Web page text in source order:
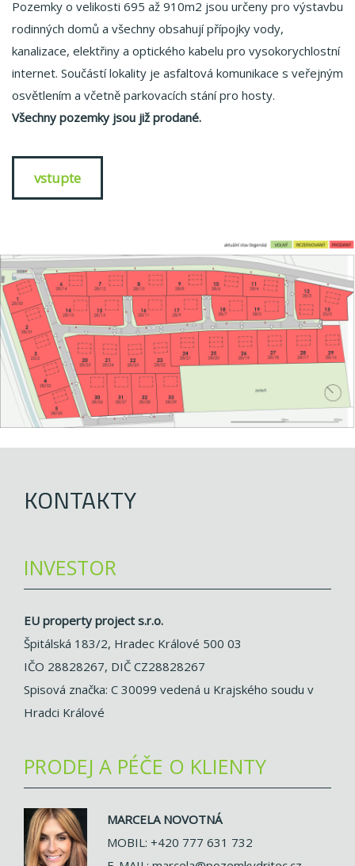
Pozemky o velikosti 695 až 910m2 jsou určeny pro výstavbu
rodinných domů a všechny obsahují přípojky vody,
kanalizace, elektřiny a optického kabelu pro vysokorychlostní
internet. Součástí lokality je asfaltová komunikace s veřejným
osvětlením a včetně parkovacích stání pro hosty.
Všechny pozemky jsou již prodané.
vstupte
KONTAKTY
INVESTOR
EU property project s.r.o.
Špitálská 183/2, Hradec Králové 500 03
IČO 28828267, DIČ CZ28828267
Spisová značka: C 30099 vedená u Krajského soudu v
Hradci Králové
PRODEJ A PÉČE O KLIENTY
MARCELA NOVOTNÁ
MOBIL: +420 777 631 732